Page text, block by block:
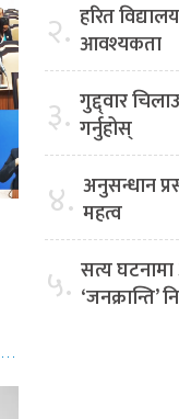
२. हरित
आवश्यकता
३. गुद्द्वार
गर्नुहोस्
४. अनुसन्धान
महत्व
५. सत्य
‘जनक्रान्ति’